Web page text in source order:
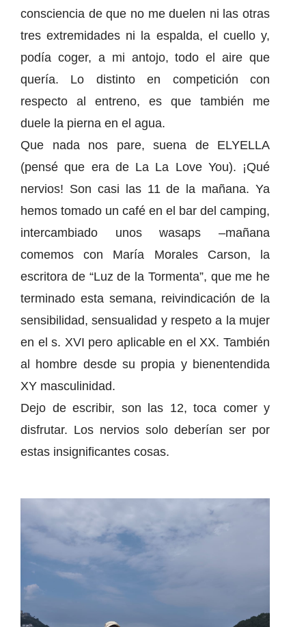
consciencia de que no me duelen ni las otras
tres extremidades ni la espalda, el cuello y,
podía coger, a mi antojo, todo el aire que
quería. Lo distinto en competición con
respecto al entreno, es que también me
duele la pierna en el agua.
Que nada nos pare, suena de ELYELLA
(pensé que era de La La Love You). ¡Qué
nervios! Son casi las 11 de la mañana. Ya
hemos tomado un café en el bar del camping,
intercambiado unos wasaps –mañana
comemos con María Morales Carson, la
escritora de “Luz de la Tormenta”, que me he
terminado esta semana, reivindicación de la
sensibilidad, sensualidad y respeto a la mujer
en el s. XVI pero aplicable en el XX. También
al hombre desde su propia y bienentendida
XY masculinidad.
Dejo de escribir, son las 12, toca comer y
disfrutar. Los nervios solo deberían ser por
estas insignificantes cosas.